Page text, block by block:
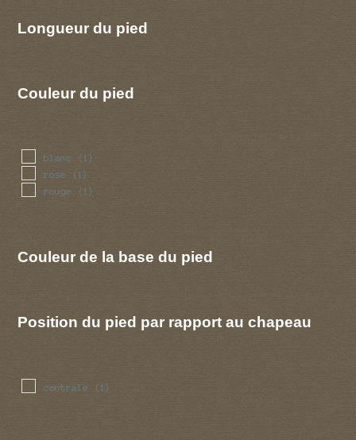
Longueur du pied
Couleur du pied
blanc (1)
rose (1)
rouge (1)
Couleur de la base du pied
Position du pied par rapport au chapeau
centrale (1)